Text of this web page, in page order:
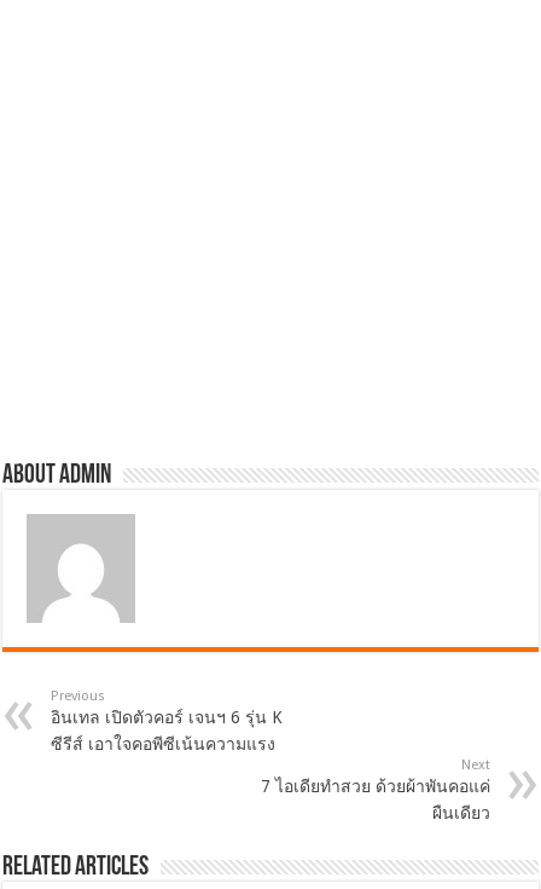
About admin
Previous
อินเทล เปิดตัวคอร์ เจนฯ 6 รุ่น K
ซีรีส์ เอาใจคอพีซีเน้นความแรง
Next
7 ไอเดียทำสวย ด้วยผ้าพันคอแค่
ผืนเดียว
Related Articles